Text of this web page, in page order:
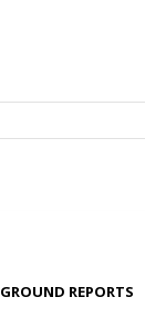
GROUND REPORTS